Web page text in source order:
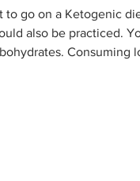
go on a Ketogenic
also be practiced.
Consuming